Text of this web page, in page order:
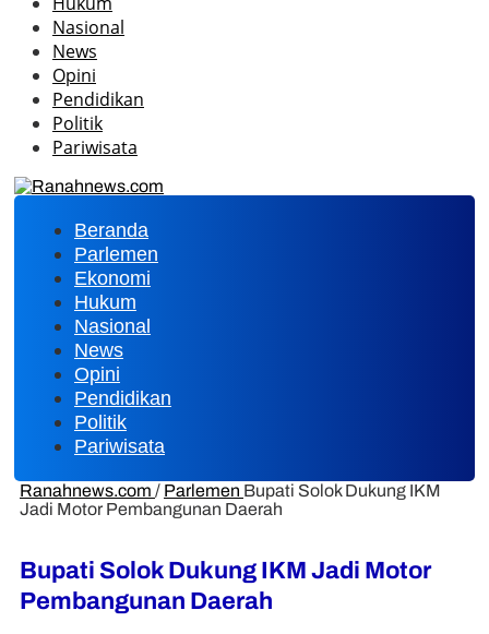
Nasional
News
Opini
Pendidikan
Politik
Pariwisata
Beranda
Parlemen
Ekonomi
Hukum
Nasional
News
Opini
Pendidikan
Politik
Pariwisata
Ranahnews.com / Parlemen Bupati Solok Dukung IKM
Jadi Motor Pembangunan Daerah
Bupati Solok Dukung IKM Jadi Motor
Pembangunan Daerah